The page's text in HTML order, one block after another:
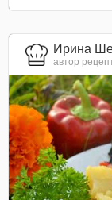
Ирина
автор